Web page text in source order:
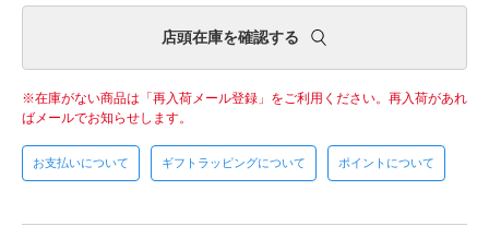
店頭在庫を確認する
在庫がない商品は「再入荷メール登録」をご利用ください。 再入荷があれ
ばメールでお知らせします。
お支払いについて ギフトラッピングについて ポイントについて